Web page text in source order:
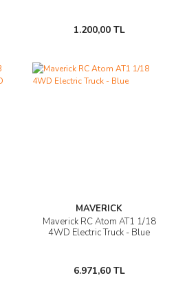
1.200,00 TL
MAVERICK
Maverick RC Atom AT1 1/18
4WD Electric Truck - Blue
6.971,60 TL